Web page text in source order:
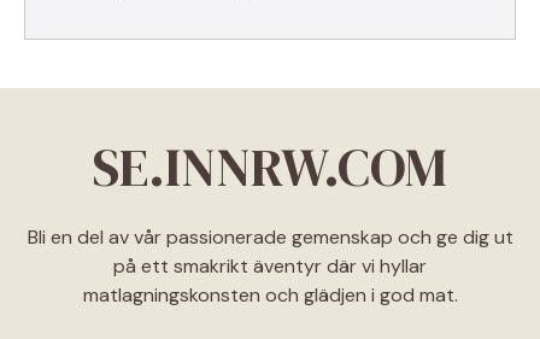
SE.INNRW.COM
Bli en del av vår passionerade gemenskap och ge dig ut
på ett smakrikt äventyr där vi hyllar
matlagningskonsten och glädjen i god mat.